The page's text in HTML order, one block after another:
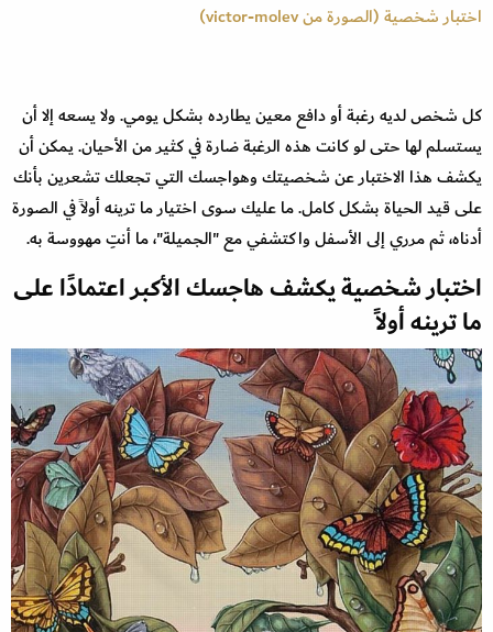
اختبار شخصية (الصورة من victor-molev)
كل شخص لديه رغبة أو دافع معين يطارده بشكل يومي. ولا يسعه إلا أن
يستسلم لها حتى لو كانت هذه الرغبة ضارة في كثير من الأحيان. يمكن أن
يكشف هذا الاختبار عن شخصيتك وهواجسك التي تجعلك تشعرين بأنك
على قيد الحياة بشكل كامل. ما عليك سوى اختيار ما ترينه أولاً في الصورة
أدناه، ثم مرري إلى الأسفل واكتشفي مع "الجميلة"، ما أنتِ مهووسة به.
اختبار شخصية يكشف هاجسك الأكبر اعتمادًا على
ما ترينه أولاً